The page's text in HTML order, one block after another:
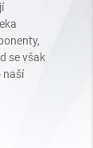
se však
naší